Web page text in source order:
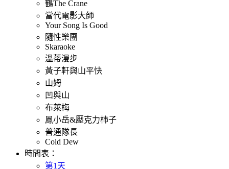
鶴The Crane
當代電影大師
Your Song Is Good
隨性樂團
Skaraoke
溫蒂漫步
黃子軒與山平快
山姆
凹與山
布萊梅
鳳小岳&壓克力柿子
普通隊長
Cold Dew
時間表：
第1天